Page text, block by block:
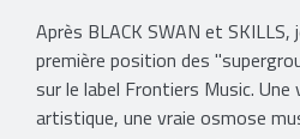
Après BLACK SWAN et
première position des
sur le label Frontiers Music. Une
artistique, une vraie osmose